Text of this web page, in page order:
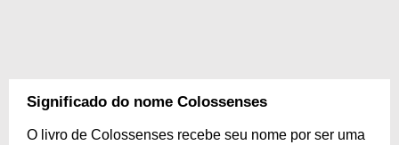
Significado do nome Colossenses
O livro de Colossenses recebe seu nome por ser uma